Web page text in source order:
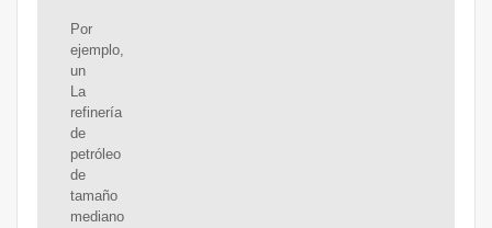
Por
ejemplo,
un
La
refinería
de
petróleo
de
tamaño
mediano